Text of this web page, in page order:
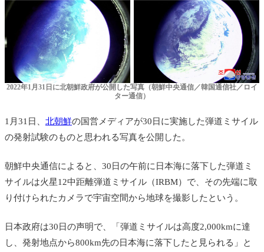
2022年1月31日に北朝鮮政府が公開した写真（朝鮮中央通信／韓国通信社／ロイ
ター通信）
1月31日、 北朝鮮の国営メディアが30日に実施した弾道ミサイル
の発射試験のものと思われる写真を公開した。
朝鮮中央通信によると、30日の午前に日本海に落下した弾道ミ
サイルは火星12中距離弾道ミサイル（IRBM）で、その先端に取
り付けられたカメラで宇宙空間から地球を撮影したという。
日本政府は30日の声明で、「弾道ミサイルは高度2,000kmに達
し、発射地点から800km先の日本海に落下したと見られる」と